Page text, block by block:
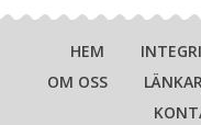
HEM
OM OSS
LÄNKAR